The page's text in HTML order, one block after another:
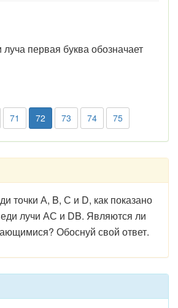
первая буква обозначает
71 72 73 74 75
точки А, B, С и D, как показано
лучи АС и DB. Являются ли
Обоснуй свой ответ.